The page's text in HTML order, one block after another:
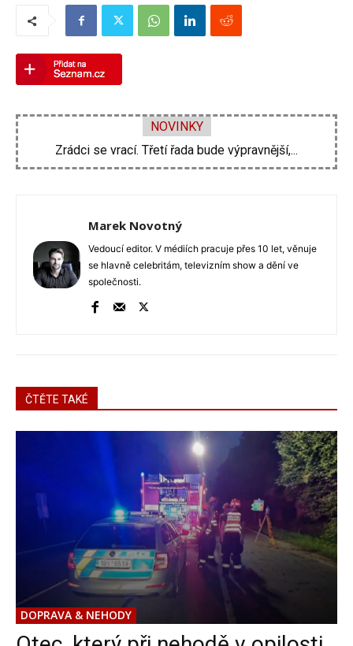
NOVINKY
Zdeněk Pohlreich opět vtrhne do hospod. Nové...
Marek Novotný
Vedoucí editor. V médiích pracuje přes 10 let, věnuje
se hlavně celebritám, televizním show a dění ve
společnosti.
ČTĚTE TAKÉ
DOPRAVA & NEHODY